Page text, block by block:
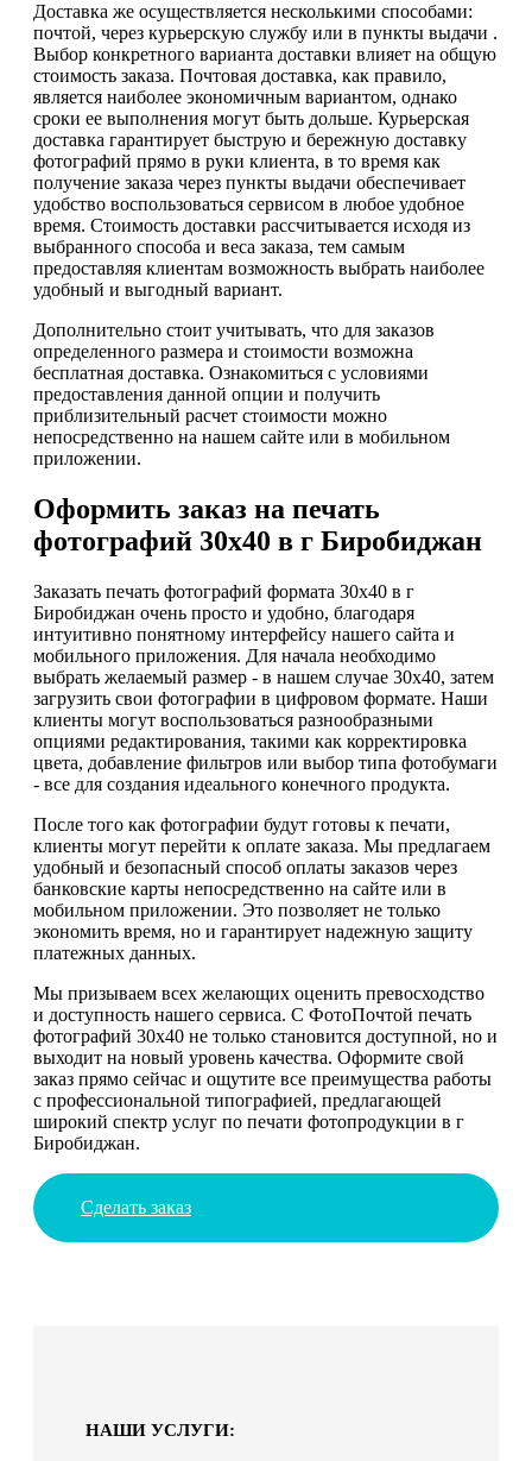
Доставка же осуществляется несколькими способами:
почтой, через курьерскую службу или в пункты выдачи .
Выбор конкретного варианта доставки влияет на общую
стоимость заказа. Почтовая доставка, как правило,
является наиболее экономичным вариантом, однако
сроки ее выполнения могут быть дольше. Курьерская
доставка гарантирует быструю и бережную доставку
фотографий прямо в руки клиента, в то время как
получение заказа через пункты выдачи обеспечивает
удобство воспользоваться сервисом в любое удобное
время. Стоимость доставки рассчитывается исходя из
выбранного способа и веса заказа, тем самым
предоставляя клиентам возможность выбрать наиболее
удобный и выгодный вариант.
Дополнительно стоит учитывать, что для заказов
определенного размера и стоимости возможна
бесплатная доставка. Ознакомиться с условиями
предоставления данной опции и получить
приблизительный расчет стоимости можно
непосредственно на нашем сайте или в мобильном
приложении.
Оформить заказ на печать
фотографий 30х40 в г Биробиджан
Заказать печать фотографий формата 30х40 в г
Биробиджан очень просто и удобно, благодаря
интуитивно понятному интерфейсу нашего сайта и
мобильного приложения. Для начала необходимо
выбрать желаемый размер - в нашем случае 30х40, затем
загрузить свои фотографии в цифровом формате. Наши
клиенты могут воспользоваться разнообразными
опциями редактирования, такими как корректировка
цвета, добавление фильтров или выбор типа фотобумаги
- все для создания идеального конечного продукта.
После того как фотографии будут готовы к печати,
клиенты могут перейти к оплате заказа. Мы предлагаем
удобный и безопасный способ оплаты заказов через
банковские карты непосредственно на сайте или в
мобильном приложении. Это позволяет не только
экономить время, но и гарантирует надежную защиту
платежных данных.
Мы призываем всех желающих оценить превосходство
и доступность нашего сервиса. С ФотоПочтой печать
фотографий 30х40 не только становится доступной, но и
выходит на новый уровень качества. Оформите свой
заказ прямо сейчас и ощутите все преимущества работы
с профессиональной типографией, предлагающей
широкий спектр услуг по печати фотопродукции в г
Биробиджан.
Сделать заказ
НАШИ УСЛУГИ: